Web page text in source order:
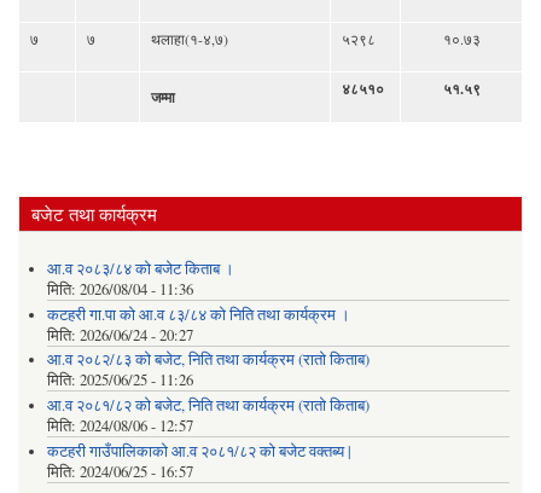
७ ७ थलाहा(१-४,७) ५२९८ १०.७३
जम्मा ४८५१० ५१.५९
बजेट तथा कार्यक्रम
आ.व २०८३/८४ को बजेट किताब ।
मिति: 2026/08/04 - 11:36
कटहरी गा.पा को आ.व ८३/८४ को निति तथा कार्यक्रम ।
मिति: 2026/06/24 - 20:27
आ.व २०८२/८३ को बजेट, निति तथा कार्यक्रम (रातो किताब)
मिति: 2025/06/25 - 11:26
आ.व २०८१/८२ को बजेट, निति तथा कार्यक्रम (रातो किताब)
मिति: 2024/08/06 - 12:57
कटहरी गाउँपालिकाको आ.व २०८१/८२ को बजेट वक्तब्य |
मिति: 2024/06/25 - 16:57